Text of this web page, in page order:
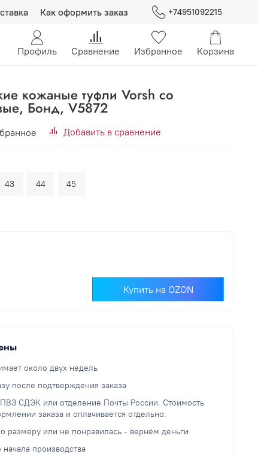
Как оформить заказ +74951092215
Профиль Сравнение Избранное Корзина
кожаные туфли Vorsh со
Бонд, V5872
Добавить в сравнение
43 44 45
Купить на OZON
около двух недель
после подтверждения заказа
СДЭК или отделение Почты России. Стоимость
заказа и оплачивается отдельно.
размеру или не понравилась - вернём деньги
производства